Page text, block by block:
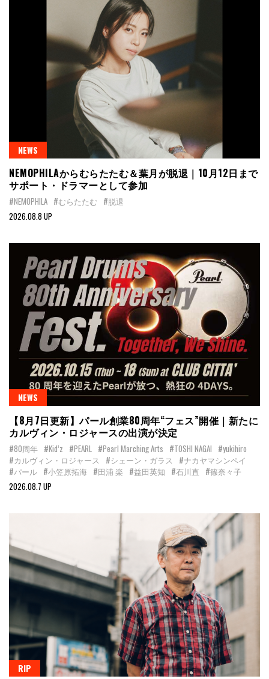
NEWS
NEMOPHILAからむらたたむ＆葉月が脱退｜10月12日まで
サポート・ドラマーとして参加
#NEMOPHILA #むらたたむ #脱退
2026.08.8 UP
NEWS
【8月7日更新】パール創業80周年“フェス”開催｜新たに
カルヴィン・ロジャースの出演が決定
#80周年 #Kid’z #PEARL #Pearl Marching Arts #TOSHI NAGAI #yukihiro
#カルヴィン・ロジャース
#シェーン・ガラス
#ナカヤマシンペイ
#パール #小笠原拓海 #田浦 楽 #益田英知 #石川直 #篠奈々子
2026.08.7 UP
RIP